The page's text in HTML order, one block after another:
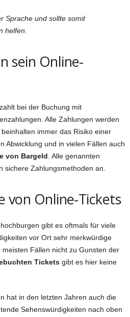
Sprache und sollte somit
helfen.
sein Online-
bei der Buchung mit
Alle Zahlungen werden
immer das Risiko einer
Abwicklung und in vielen Fällen auch
von Bargeld . Alle genannten
sichere Zahlungsmethoden an.
von Online-Tickets
gibt es oftmals für viele
vor Ort sehr merkwürdige
Fällen nicht zu Gunsten der
Tickets gibt es hier keine
hat in den letzten Jahren auch die
Sehenswürdigkeiten nach oben